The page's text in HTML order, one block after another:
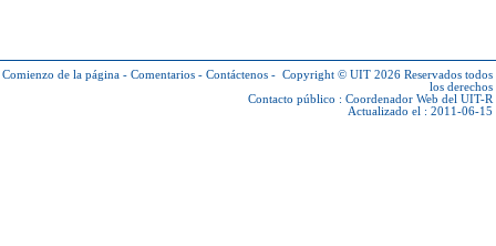
Comienzo de la página - Comentarios - Contáctenos - Copyright © UIT 2026 Reservados todos
los derechos
Contacto público : Coordenador Web del UIT-R
Actualizado el : 2011-06-15